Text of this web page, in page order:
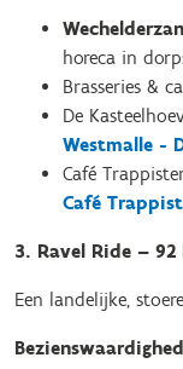
horeca in
Brasseries &
De
Westmalle -
Café
Café
3. Ravel Ride – 92
Een landelijke,